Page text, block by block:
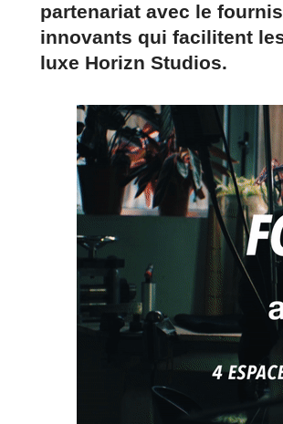
partenariat avec le
innovants qui facilitent
luxe Horizn Studios.